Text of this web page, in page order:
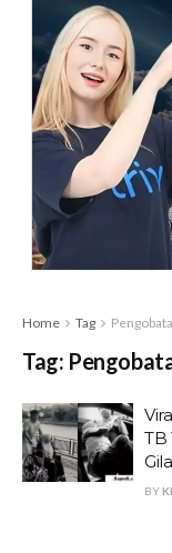
Home Tag
Tag:
TB
BY